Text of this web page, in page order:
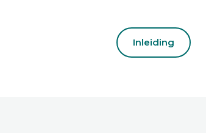
Inleiding